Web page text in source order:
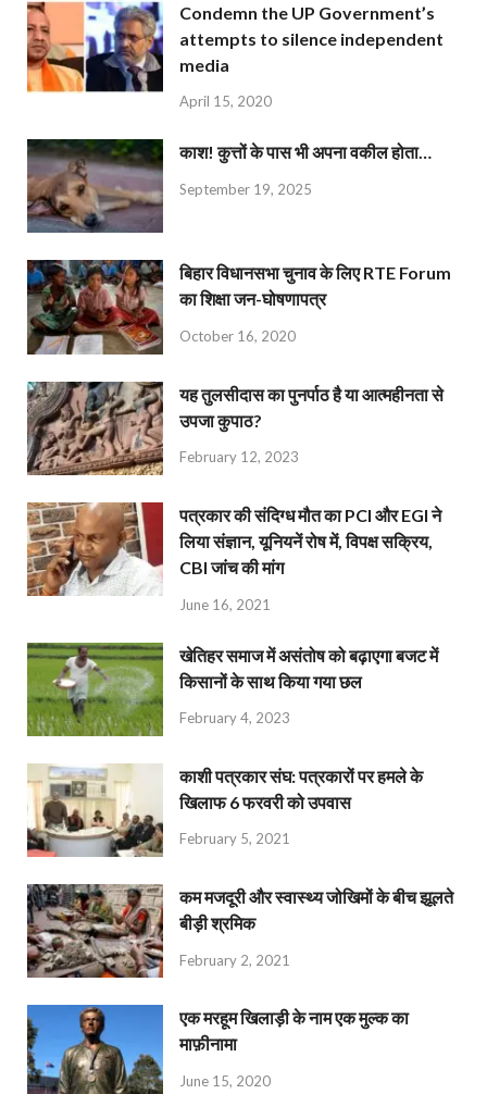
Condemn the UP Government’s
attempts to silence independent
media
April 15, 2020
काश! कुत्तों के पास भी अपना वकील होता…
September 19, 2025
बिहार विधानसभा चुनाव के लिए RTE Forum
का शिक्षा जन-घोषणापत्र
October 16, 2020
यह तुलसीदास का पुनर्पाठ है या आत्महीनता से
उपजा कुपाठ?
February 12, 2023
पत्रकार की संदिग्ध मौत का PCI और EGI ने
लिया संज्ञान, यूनियनें रोष में, विपक्ष सक्रिय,
CBI जांच की मांग
June 16, 2021
खेतिहर समाज में असंतोष को बढ़ाएगा बजट में
किसानों के साथ किया गया छल
February 4, 2023
काशी पत्रकार संघ: पत्रकारों पर हमले के
खिलाफ 6 फरवरी को उपवास
February 5, 2021
कम मजदूरी और स्वास्थ्य जोखिमों के बीच झूलते
बीड़ी श्रमिक
February 2, 2021
एक मरहूम खिलाड़ी के नाम एक मुल्क का
माफ़ीनामा
June 15, 2020